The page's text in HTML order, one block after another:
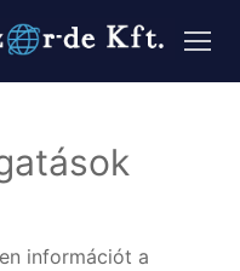
információt a